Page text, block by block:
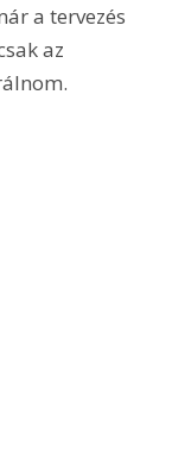
a tervezés
az